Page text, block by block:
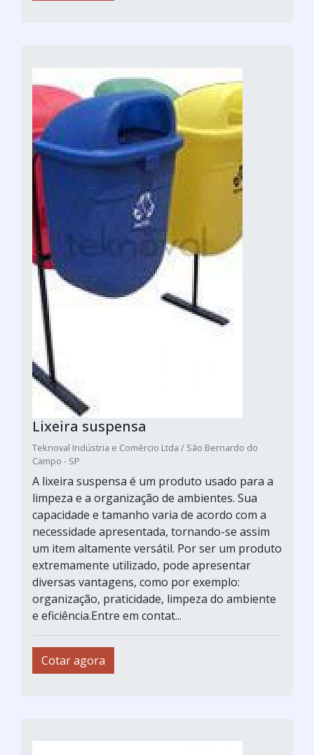
Lixeira suspensa
Teknoval Indústria e Comércio Ltda / São Bernardo do
Campo - SP
A lixeira suspensa é um produto usado para a
limpeza e a organização de ambientes. Sua
capacidade e tamanho varia de acordo com a
necessidade apresentada, tornando-se assim
um item altamente versátil. Por ser um produto
extremamente utilizado, pode apresentar
diversas vantagens, como por exemplo:
organização, praticidade, limpeza do ambiente
e eficiência.Entre em contat...
Cotar agora